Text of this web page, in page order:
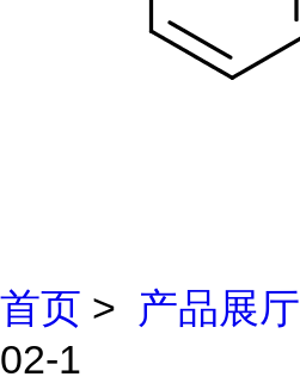
首页 > 产品展厅
02-1